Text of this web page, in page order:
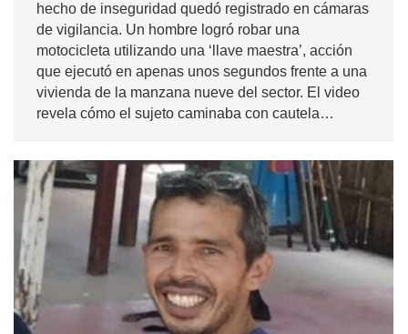
hecho de inseguridad quedó registrado en cámaras
de vigilancia. Un hombre logró robar una
motocicleta utilizando una ‘llave maestra’, acción
que ejecutó en apenas unos segundos frente a una
vivienda de la manzana nueve del sector. El video
revela cómo el sujeto caminaba con cautela…